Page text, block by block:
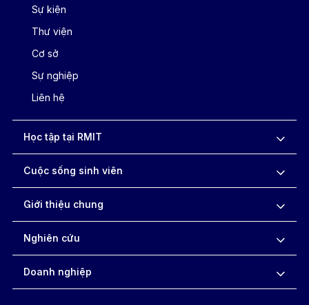
Sự kiện
Thư viện
Cơ sở
Sự nghiệp
Liên hệ
Học tập tại RMIT
Cuộc sống sinh viên
Giới thiệu chung
Nghiên cứu
Doanh nghiệp